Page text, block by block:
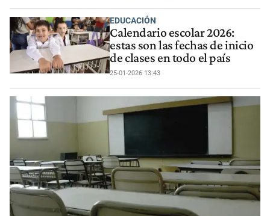
EDUCACIÓN
Calendario escolar 2026:
estas son las fechas de inicio
de clases en todo el país
25-01-2026 13:43